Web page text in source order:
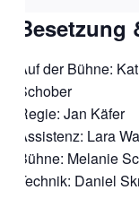
Besetzung
Auf der Bühne:
Schober
Regie: Jan Käfer
Assistenz: Lara
Bühne: Melanie
Technik: Daniel